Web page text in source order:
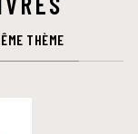
THÈME